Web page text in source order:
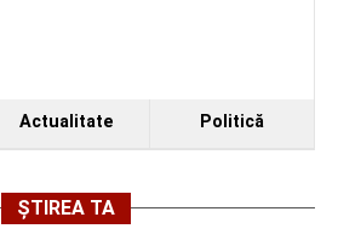
LACATUS
MECANIC
Actualitate Politică
ȘTIREA TA